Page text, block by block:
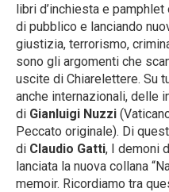
libri d’inchiesta e
di pubblico e lanciando
giustizia, terrorismo,
sono gli argomenti che
uscite di Chiarelettere. Su
anche internazionali, delle
di Gianluigi Nuzzi
Peccato originale). Di
di Claudio Gatti, I demoni
lanciata la nuova collana
memoir. Ricordiamo tra